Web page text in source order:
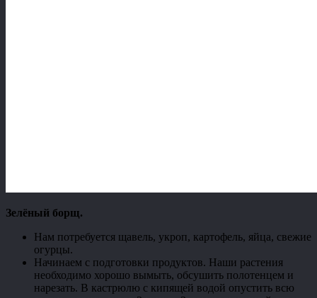
Зелёный борщ.
Нам потребуется щавель, укроп, картофель, яйца, свежие
огурцы.
Начинаем с подготовки продуктов. Наши растения
необходимо хорошо вымыть, обсушить полотенцем и
нарезать. В кастрюлю с кипящей водой опустить всю